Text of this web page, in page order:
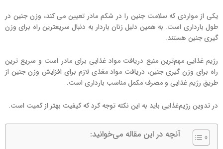
یکی از مواردی که سلامت جنین را در شکم مادر تعیین می کند، وزن جنین در
طول بارداری است. به همین دلیل زنان باردار به دنبال سریعترین راه برای وزن
گیری جنین هستند.
رژیم غذایی مهم‌ترین منبع دریافت مواد غذایی برای مادر است و سریع ترین
راه برای وزن گیری جنین، دریافت مواد مغذی لازم برای افزایش وزن جنین از
طریق رژیم غذایی و مصرف مکمل مناسب بارداری است.
در تدوین رژیم‌غذایی باید به این نکته توجه کرد که کیفیت بهتر از کمیت است.
آنچه در این مقاله می‌خوانید: